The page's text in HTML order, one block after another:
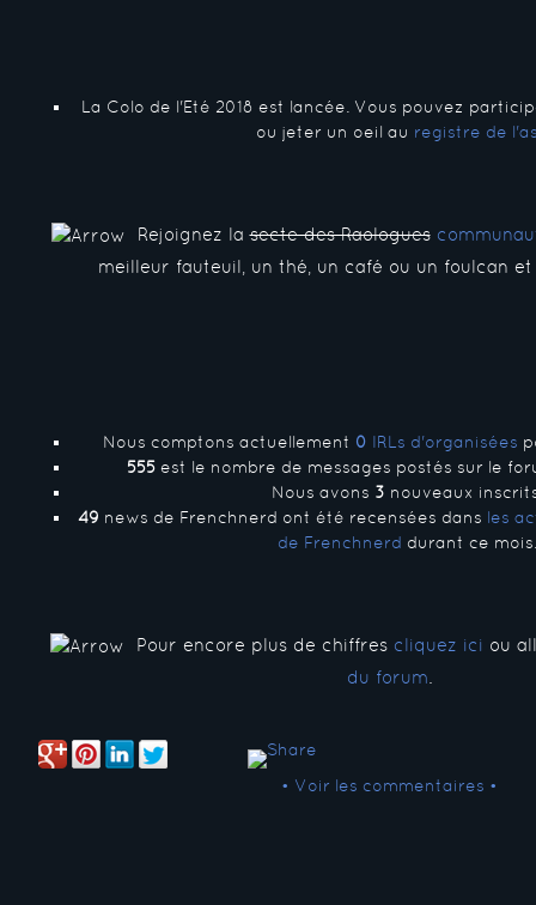
La Colo de l'Eté 2018 est lancée. Vous pouvez
ou jeter un oeil au registre de
Rejoignez lasecte des Raologues
meilleur fauteuil, un thé, un café ou un foulcan
Nous comptons actuellement 0 IRLs d'organisées
555 est le nombre de messages postés sur le
Nous avons 3 nouveaux
49 news de Frenchnerd ont été recensées dans les
de Frenchnerd durant ce mois.
Pour encore plus de chiffres cliquez ici ou
du forum
• Voir les commentaires •